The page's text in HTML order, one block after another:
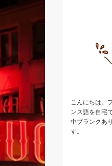
こんにちは。
ンス語を自宅
中ブランクあ
す。